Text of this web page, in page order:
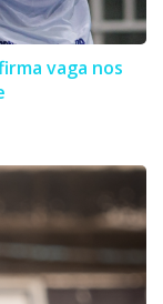
vaga nos